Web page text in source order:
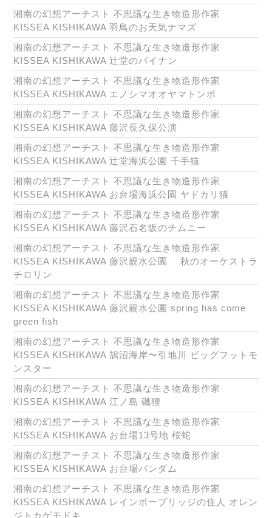
湘南の幻想アーチスト 不思議な生き物造形作家
KISSEA KISHIKAWA 羽鳥のお天気ナマズ
湘南の幻想アーチスト 不思議な生き物造形作家
KISSEA KISHIKAWA 辻堂のパイナン
湘南の幻想アーチスト 不思議な生き物造形作家
KISSEA KISHIKAWA エノシマオオヤマトンボ
湘南の幻想アーチスト 不思議な生き物造形作家
KISSEA KISHIKAWA 藤沢長久保公演
湘南の幻想アーチスト 不思議な生き物造形作家
KISSEA KISHIKAWA 辻堂海浜公園 千手猫
湘南の幻想アーチスト 不思議な生き物造形作家
KISSEA KISHIKAWA お台場海浜公園 ヤドカリ猫
湘南の幻想アーチスト 不思議な生き物造形作家
KISSEA KISHIKAWA 藤沢石名坂のチムニー
湘南の幻想アーチスト 不思議な生き物造形作家
KISSEA KISHIKAWA 藤沢親水公園 秋のオーケストラ
チロリン
湘南の幻想アーチスト 不思議な生き物造形作家
KISSEA KISHIKAWA 藤沢親水公園 spring has come
green fish
湘南の幻想アーチスト 不思議な生き物造形作家
KISSEA KISHIKAWA 鵠沼海岸〜引地川 ビッグフットモ
ンスター
湘南の幻想アーチスト 不思議な生き物造形作家
KISSEA KISHIKAWA 江ノ島 磯狸
湘南の幻想アーチスト 不思議な生き物造形作家
KISSEA KISHIKAWA お台場13号地 桜蛇
湘南の幻想アーチスト 不思議な生き物造形作家
KISSEA KISHIKAWA お台場パンダム
湘南の幻想アーチスト 不思議な生き物造形作家
KISSEA KISHIKAWA レインボーブリッジの住人 オレン
ジトカゲモドキ